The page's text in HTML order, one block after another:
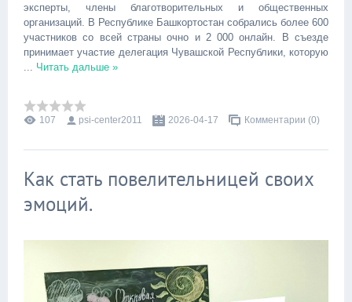
эксперты, члены благотворительных и общественных
организаций. В Республике Башкортостан собрались более 600
участников со всей страны очно и 2 000 онлайн. В съезде
принимает участие делегация Чувашской Республики, которую
Читать дальше »
107 psi-center2011 2026-04-17 Комментарии (0)
Как стать повелительницей своих
эмоций.